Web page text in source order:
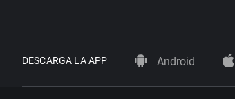
DESCARGA LA APP Android